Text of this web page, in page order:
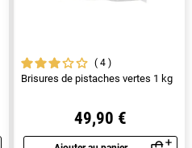
4
Brisures de pistaches vertes 1 kg
49,90 €